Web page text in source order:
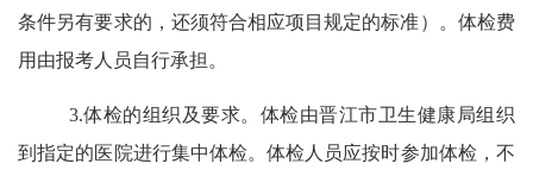
条件另有要求的，还须符合相应项目规定的标准）
。体检费
用由报考人员自行承担。
3.体检的组织及要求。体检由晋江市卫生健康局组织
到指定的医院进行集中体检。体检人员应按时参加体检，不